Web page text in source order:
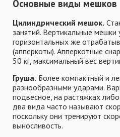
Основные виды мешков
Цилиндрический мешок.
занятий. Вертикальные мешки
горизонтальных же
(апперкоты). Апперкотные
50 кг, максимальный вес
Груша. Более компактный и
разнообразными ударами.
подвесное, на растяжках
два вида часто называют
поскольку они тренируют
выносливость.